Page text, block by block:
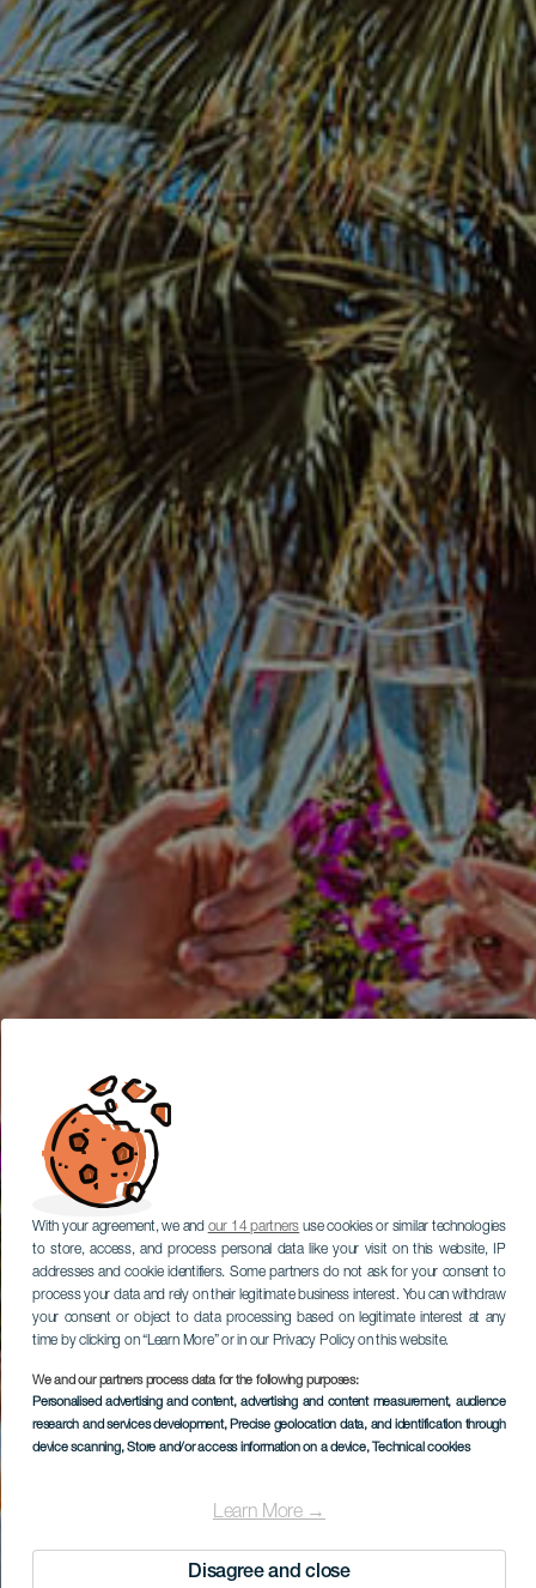
With your agreement, we and our 14 partners use cookies or similar technologies
to store, access, and process personal data like your visit on this website, IP
addresses and cookie identifiers. Some partners do not ask for your consent to
process your data and rely on their legitimate business interest. You can withdraw
your consent or object to data processing based on legitimate interest at any
time by clicking on “Learn More” or in our Privacy Policy on this website.
We and our partners process data for the following purposes:
Personalised advertising and content, advertising and content measurement, audience
research and services development, Precise geolocation data, and identification through
device scanning, Store and/or access information on a device, Technical cookies
Learn More →
Disagree and close